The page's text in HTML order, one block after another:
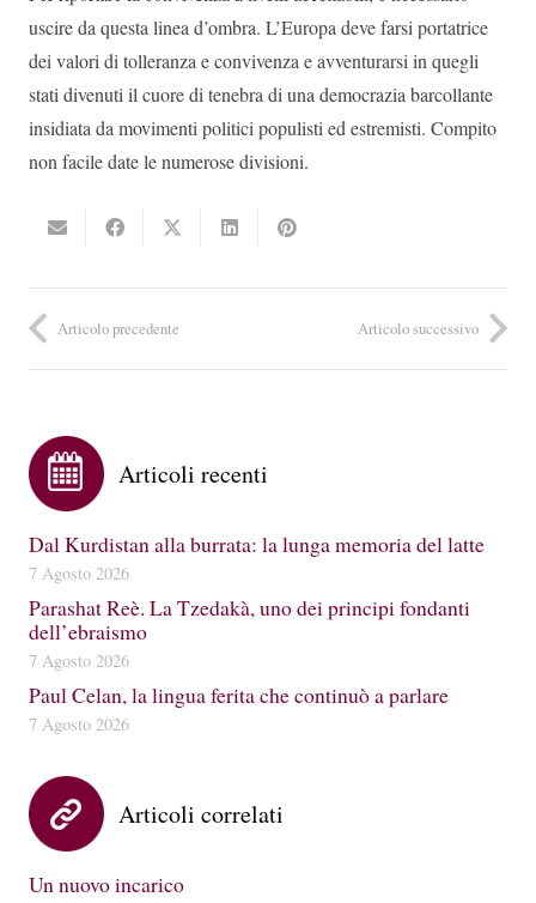
uscire da questa linea d’ombra. L’Europa deve farsi portatrice
dei valori di tolleranza e convivenza e avventurarsi in quegli
stati divenuti il cuore di tenebra di una democrazia barcollante
insidiata da movimenti politici populisti ed estremisti. Compito
non facile date le numerose divisioni.
Articolo precedente Articolo successivo
Articoli recenti
Dal Kurdistan alla burrata: la lunga memoria del latte
7 Agosto 2026
Parashat Reè. La Tzedakà, uno dei principi fondanti
dell’ebraismo
7 Agosto 2026
Paul Celan, la lingua ferita che continuò a parlare
7 Agosto 2026
Articoli correlati
Un nuovo incarico